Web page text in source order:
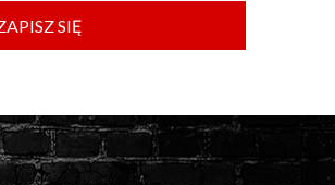
SIĘ